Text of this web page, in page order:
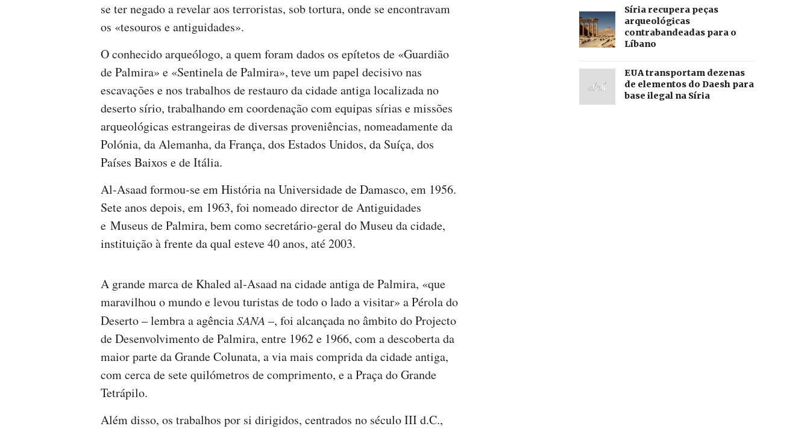
se ter negado a revelar aos terroristas, sob tortura, onde se encontravam
os «tesouros e antiguidades».
O conhecido arqueólogo, a quem foram dados os epítetos de «Guardião
de Palmira» e «Sentinela de Palmira», teve um papel decisivo nas
escavações e nos trabalhos de restauro da cidade antiga localizada no
deserto sírio, trabalhando em coordenação com equipas sírias e missões
arqueológicas estrangeiras de diversas proveniências, nomeadamente da
Polónia, da Alemanha, da França, dos Estados Unidos, da Suíça, dos
Países Baixos e de Itália.
Al-Asaad formou-se em História na Universidade de Damasco, em 1956.
Sete anos depois, em 1963, foi nomeado director de Antiguidades
e Museus de Palmira, bem como secretário-geral do Museu da cidade,
instituição à frente da qual esteve 40 anos, até 2003.
A grande marca de Khaled al-Asaad na cidade antiga de Palmira, «que
maravilhou o mundo e levou turistas de todo o lado a visitar» a Pérola do
Deserto – lembra a agênciaSANA –, foi alcançada no âmbito do Projecto
de Desenvolvimento de Palmira, entre 1962 e 1966, com a descoberta da
maior parte da Grande Colunata, a via mais comprida da cidade antiga,
com cerca de sete quilómetros de comprimento, e a Praça do Grande
Tetrápilo.
Além disso, os trabalhos por si dirigidos, centrados no século III d.C.,
Síria recupera peças
arqueológicas
contrabandeadas para o
Líbano
EUA transportam dezenas
de elementos do Daesh para
base ilegal na Síria